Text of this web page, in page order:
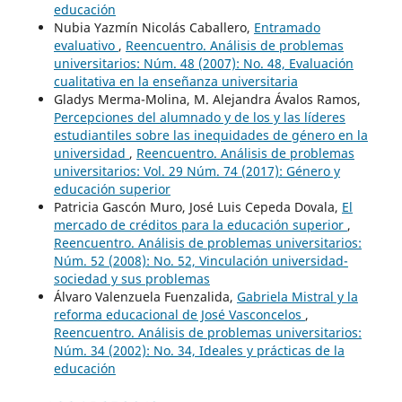
educación
Nubia Yazmín Nicolás Caballero, Entramado
evaluativo , Reencuentro. Análisis de problemas
universitarios: Núm. 48 (2007): No. 48, Evaluación
cualitativa en la enseñanza universitaria
Gladys Merma-Molina, M. Alejandra Ávalos Ramos,
Percepciones del alumnado y de los y las líderes
estudiantiles sobre las inequidades de género en la
universidad , Reencuentro. Análisis de problemas
universitarios: Vol. 29 Núm. 74 (2017): Género y
educación superior
Patricia Gascón Muro, José Luis Cepeda Dovala, El
mercado de créditos para la educación superior ,
Reencuentro. Análisis de problemas universitarios:
Núm. 52 (2008): No. 52, Vinculación universidad-
sociedad y sus problemas
Álvaro Valenzuela Fuenzalida, Gabriela Mistral y la
reforma educacional de José Vasconcelos ,
Reencuentro. Análisis de problemas universitarios:
Núm. 34 (2002): No. 34, Ideales y prácticas de la
educación